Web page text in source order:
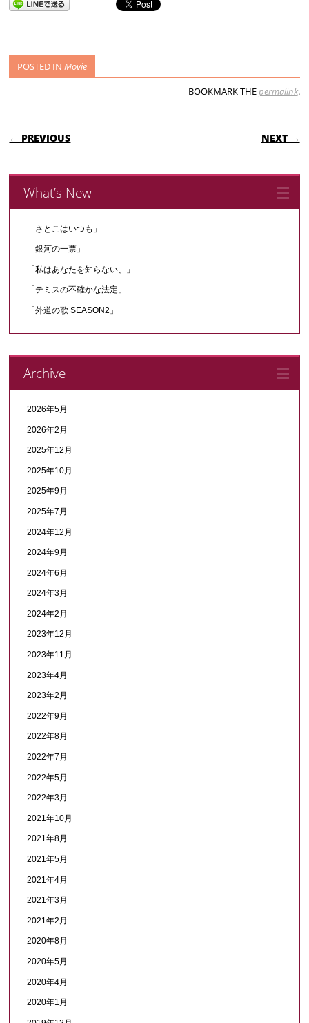
POSTED IN Movie
BOOKMARK THEpermalink.
POST NAVIGATION
← PREVIOUS NEXT →
What’s New
「さとこはいつも」
「銀河の一票」
「私はあなたを知らない、」
「テミスの不確かな法定」
「外道の歌 SEASON2」
Archive
2026年5月
2026年2月
2025年12月
2025年10月
2025年9月
2025年7月
2024年12月
2024年9月
2024年6月
2024年3月
2024年2月
2023年12月
2023年11月
2023年4月
2023年2月
2022年9月
2022年8月
2022年7月
2022年5月
2022年3月
2021年10月
2021年8月
2021年5月
2021年4月
2021年3月
2021年2月
2020年8月
2020年5月
2020年4月
2020年1月